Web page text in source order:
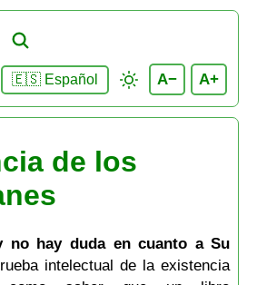
🇪🇸 Español A− A+
de los
no hay duda en cuanto a Su
intelectual de la existencia